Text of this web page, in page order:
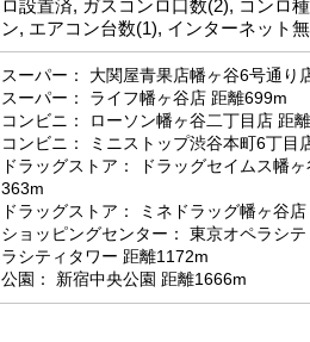
ロ設置済, ガスコンロ口数(2), コンロ
ン, エアコン台数(1), インターネット
スーパー： 大関屋青果店幡ヶ谷6号通り
スーパー： ライフ幡ヶ谷店 距離699m
コンビニ： ローソン幡ヶ谷二丁目店 距
コンビニ： ミニストップ渋谷本町6丁目
ドラッグストア： ドラッグセイムス幡
363m
ドラッグストア： ミネドラッグ幡ヶ谷
ショッピングセンター： 東京オペラシ
ラシティタワー 距離1172m
公園： 新宿中央公園 距離1666m